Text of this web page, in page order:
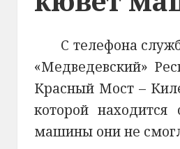
С телефона
«Медведевский»
Красный Мост –
которой
машины они не